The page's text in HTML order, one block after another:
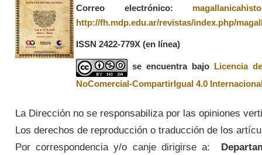
Correo electrónico:
http://fh.mdp.edu.ar/revistas/index.php/
ISSN 2422-779X (en línea)
se encuentra bajo
Licencia
NoComercial-CompartirIgual 4.0
La Dirección no se responsabiliza por las opiniones
Los derechos de reproducción o traducción de los
Por correspondencia y/o canje dirigirse a: